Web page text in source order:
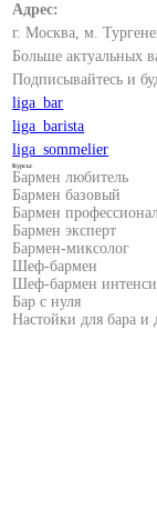
Адрес:
г. Москва, м.
Больше актуальных
Подписывайтесь и
liga_bar
liga_barista
liga_sommelier
Курсы:
Бармен любитель
Бармен базовый
Бармен
Бармен эксперт
Бармен-миксолог
Шеф-бармен
Шеф-бармен
Бар с нуля
Настойки для бара и